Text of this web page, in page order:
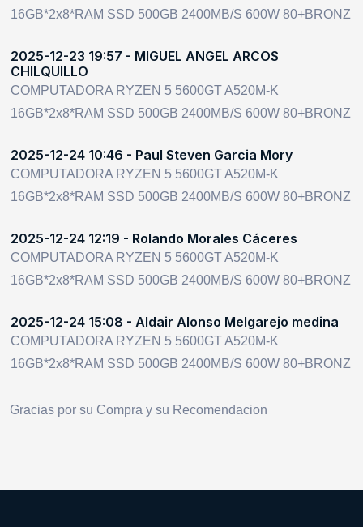
16GB*2x8*RAM SSD 500GB 2400MB/S 600W 80+BRONZ
2025-12-23 19:57 - MIGUEL ANGEL ARCOS
CHILQUILLO
COMPUTADORA RYZEN 5 5600GT A520M-K
16GB*2x8*RAM SSD 500GB 2400MB/S 600W 80+BRONZ
2025-12-24 10:46 - Paul Steven Garcia Mory
COMPUTADORA RYZEN 5 5600GT A520M-K
16GB*2x8*RAM SSD 500GB 2400MB/S 600W 80+BRONZ
2025-12-24 12:19 - Rolando Morales Cáceres
COMPUTADORA RYZEN 5 5600GT A520M-K
16GB*2x8*RAM SSD 500GB 2400MB/S 600W 80+BRONZ
2025-12-24 15:08 - Aldair Alonso Melgarejo medina
COMPUTADORA RYZEN 5 5600GT A520M-K
16GB*2x8*RAM SSD 500GB 2400MB/S 600W 80+BRONZ
Gracias por su Compra y su Recomendacion